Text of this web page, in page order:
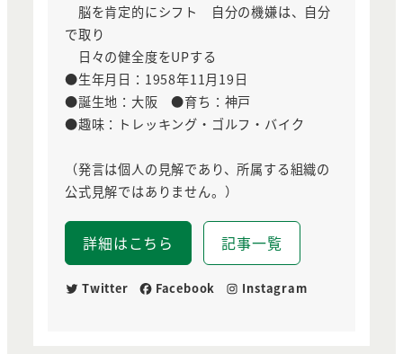
脳を肯定的にシフト 自分の機嫌は、自分
で取り
日々の健全度をUPする
●生年月日：1958年11月19日
●誕生地：大阪 ●育ち：神戸
●趣味：トレッキング・ゴルフ・バイク
（発言は個人の見解であり、所属する組織の
公式見解ではありません。）
詳細はこちら 記事一覧
Twitter Facebook Instagram